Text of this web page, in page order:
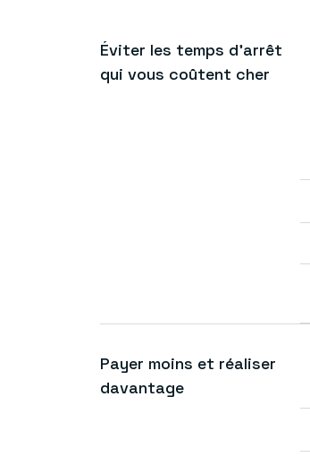
Éviter les temps d’arrêt
qui vous coûtent cher
Payer moins et réaliser
davantage